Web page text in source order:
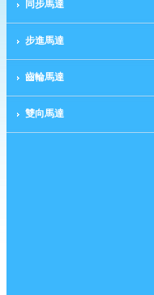
同步馬達
步進馬達
齒輪馬達
雙向馬達